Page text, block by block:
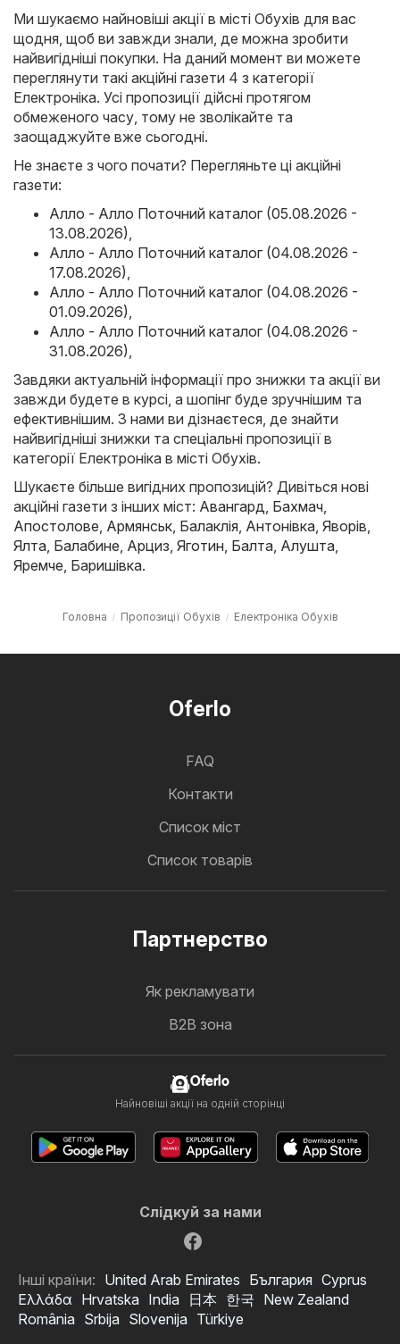
Ми шукаємо найновіші акції в місті Обухів для вас
щодня, щоб ви завжди знали, де можна зробити
найвигідніші покупки. На даний момент ви можете
переглянути такі акційні газети 4 з категорії
Електроніка. Усі пропозиції дійсні протягом
обмеженого часу, тому не зволікайте та
заощаджуйте вже сьогодні.
Не знаєте з чого почати? Перегляньте ці акційні
газети:
Алло - Алло Поточний каталог (05.08.2026 -
13.08.2026)
Алло - Алло Поточний каталог (04.08.2026 -
17.08.2026)
Алло - Алло Поточний каталог (04.08.2026 -
01.09.2026)
Алло - Алло Поточний каталог (04.08.2026 -
31.08.2026)
Завдяки актуальній інформації про знижки та акції ви
завжди будете в курсі, а шопінг буде зручнішим та
ефективнішим. З нами ви дізнаєтеся, де знайти
найвигідніші знижки та спеціальні пропозиції в
категорії Електроніка в місті Обухів.
Шукаєте більше вигідних пропозицій? Дивіться нові
акційні газети з інших міст: Авангард Бахмач
Апостолове Армянськ Балаклія Антонівка Яворів
Ялта Балабине Арциз Яготин Балта Алушта
Яремче Баришівка.
Головна Пропозиції Обухів Електроніка Обухів
Oferlo
FAQ
Контакти
Cписок міст
Список товарів
Партнерство
Як рекламувати
B2B зона
Oferlo
Найновіші акції на одній сторінці
Слідкуй за нами
Інші країни: United Arab Emirates България Cyprus
Ελλάδα Hrvatska India 日本 한국 New Zealand
România Srbija Slovenija Türkiye